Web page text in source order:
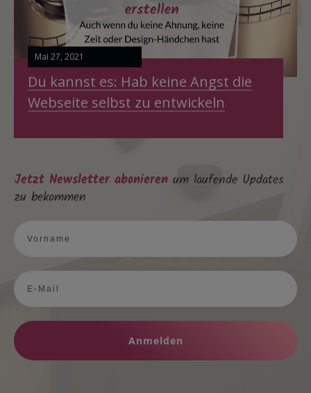
Mai 27, 2021
Du kannst es: Hab keine Angst die
Webseite selbst zu entwickeln
Jetzt Newsletter abonieren um laufende Updates
zu bekommen
Anmelden